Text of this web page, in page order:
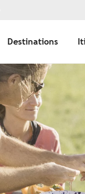
Destinations